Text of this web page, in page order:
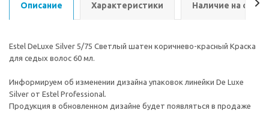
Описание Характеристики Наличие на
Estel DeLuxe Silver 5/75 Светлый шатен коричнево-красный Краска
для седых волос 60 мл.
Информируем об изменении дизайна упаковок линейки De Luxe
Silver от Estel Professional.
Продукция в обновленном дизайне будет появляться в продаже